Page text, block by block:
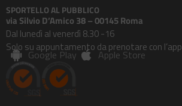
SPORTELLO AL PUBBLICO
via Silvio D’Amico 38 – 00145 Roma
Dal lunedì al venerdì 8.30 -16
Solo su appuntamento da prenotare con l’app
Google Play Apple Store